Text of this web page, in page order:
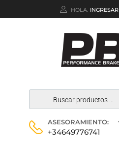
HOLA. INGRESAR
ASESORAMIENTO:
+34649776741